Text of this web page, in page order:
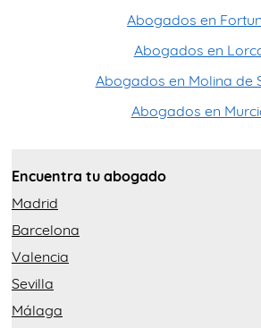
Abogados en
Abogados en
Abogados en Molina de
Abogados en
Encuentra tu abogado
Madrid
Barcelona
Valencia
Sevilla
Málaga